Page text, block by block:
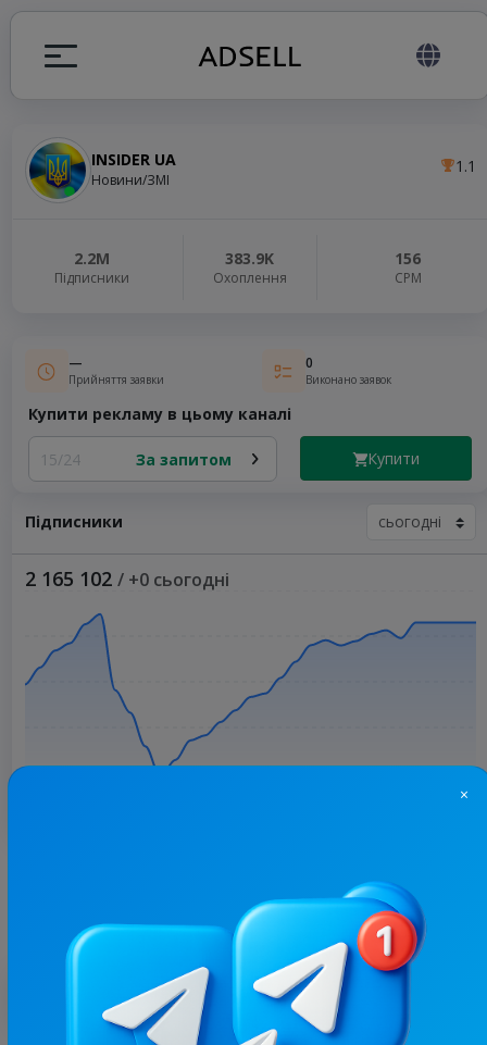
INSIDER UA
Новини/ЗМІ
1.1
2.2M
Підписники
383.9K
Охоплення
156
СРМ
—
Прийняття заявки
0
Виконано заявок
Купити рекламу в цьому каналі
15/24 За запитом Купити
Підписники
2 165 102 / +0 сьогодні
З цим каналом часто купують
×